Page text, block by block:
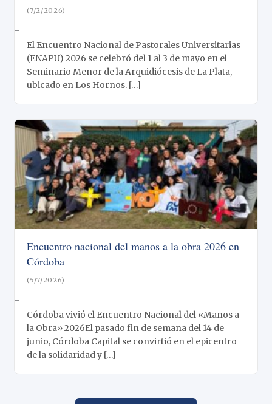
(7/2/2026)
-
El Encuentro Nacional de Pastorales Universitarias
(ENAPU) 2026 se celebró del 1 al 3 de mayo en el
Seminario Menor de la Arquidiócesis de La Plata,
ubicado en Los Hornos. […]
Encuentro nacional del manos a la obra 2026 en
Córdoba
(5/7/2026)
-
Córdoba vivió el Encuentro Nacional del «Manos a
la Obra» 2026El pasado fin de semana del 14 de
junio, Córdoba Capital se convirtió en el epicentro
de la solidaridad y […]